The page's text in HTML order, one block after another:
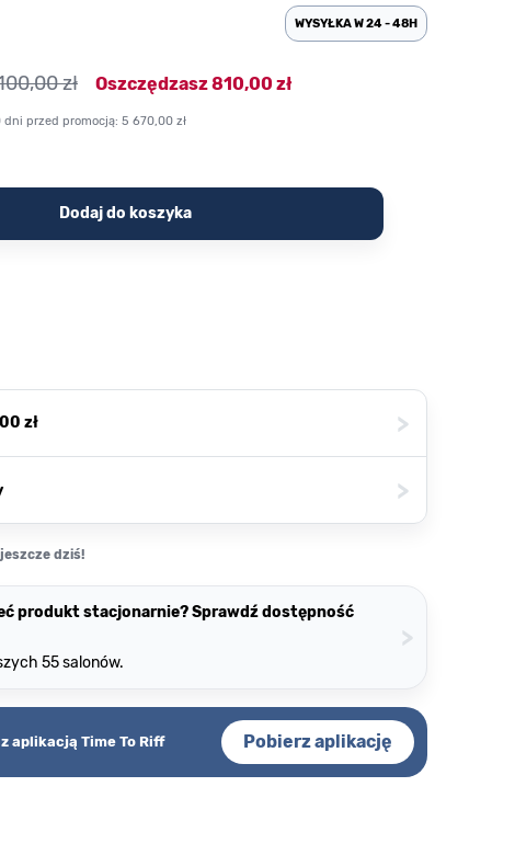
WYSYŁKA W 24 - 48H
zł Oszczędzasz810,00 zł
przed promocją: 5 670,00 zł
Dodaj do koszyka
zł >
>
dziś!
produkt stacjonarnie? Sprawdź dostępność
55 salonów.
>
z aplikacją Time To Riff Pobierz aplikację